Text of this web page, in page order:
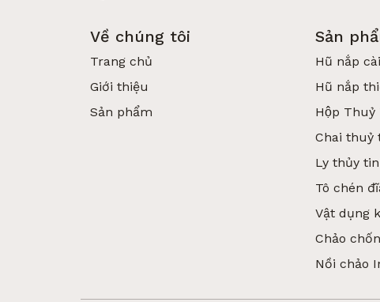
Về chúng tôi
Trang chủ
Giới thiệu
Sản phẩm
Sản
Hũ nắp cài
Hũ nắp
Hộp Thuỷ
Chai thuỷ
Ly thủy
Tô chén
Vật dụng
Chảo
Nồi chảo